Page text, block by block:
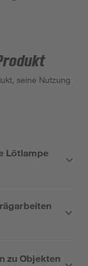
seine Nutzung
Lötlampe
zu Objekten